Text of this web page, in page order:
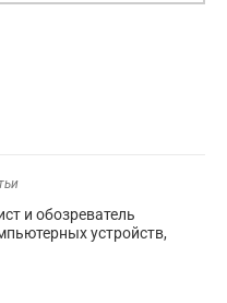
и обозреватель
устройств,